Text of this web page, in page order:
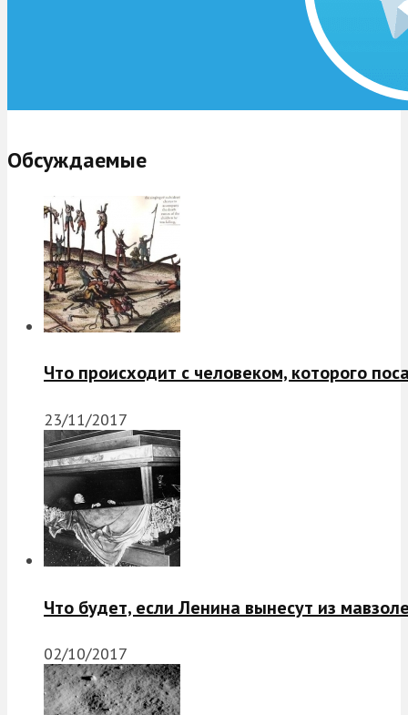
Обсуждаемые
Что происходит с человеком, которого
23/11/2017
Что будет, если Ленина вынесут из
02/10/2017